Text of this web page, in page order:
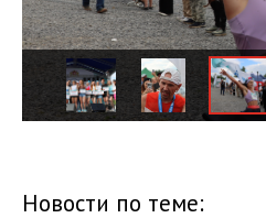
Новости по теме: